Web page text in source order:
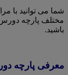
شما می توانید با
مختلف پارچه
باشید.
معرفی پارچه